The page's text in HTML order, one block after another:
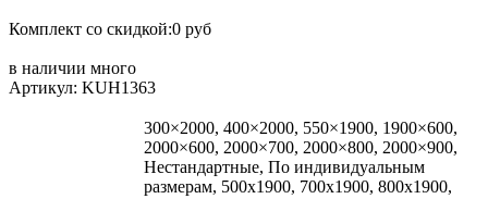
Комплект со скидкой:0 руб
в наличии много
Артикул: KUH1363
300×2000, 400×2000, 550×1900, 1900×600,
2000×600, 2000×700, 2000×800, 2000×900,
Нестандартные, По индивидуальным
размерам, 500x1900, 700x1900, 800x1900,